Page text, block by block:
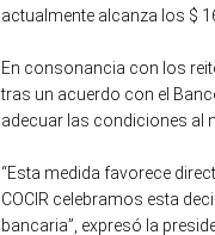
actualmente alcanza los $
En consonancia con los
tras un acuerdo con el
adecuar las condiciones al
“Esta medida favorece
COCIR celebramos esta
bancaria”, expresó la